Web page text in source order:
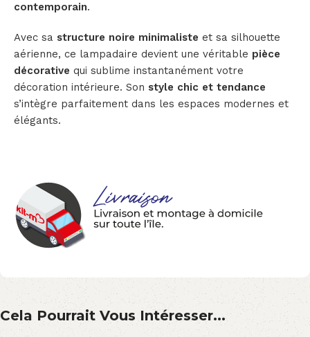
contemporain.
Avec sa structure noire minimaliste et sa silhouette
aérienne, ce lampadaire devient une véritable pièce
décorative qui sublime instantanément votre
décoration intérieure. Son style chic et tendance
s’intègre parfaitement dans les espaces modernes et
élégants.
Cela Pourrait Vous Intéresser...